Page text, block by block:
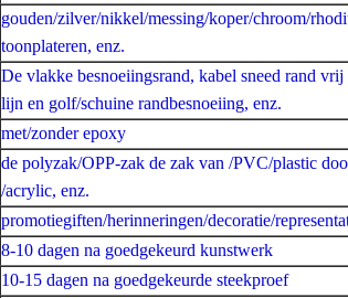
gouden/zilver/nikkel/messing/koper/chroom/
toonplateren, enz.
De vlakke besnoeiingsrand, kabel sneed rand vrij
lijn en golf/schuine randbesnoeiing, enz.
met/zonder epoxy
de polyzak/OPP-zak de zak van /PVC/plastic
/acrylic, enz.
promotiegiften/herinneringen/decoratie/
8-10 dagen na goedgekeurd kunstwerk
10-15 dagen na goedgekeurde steekproef